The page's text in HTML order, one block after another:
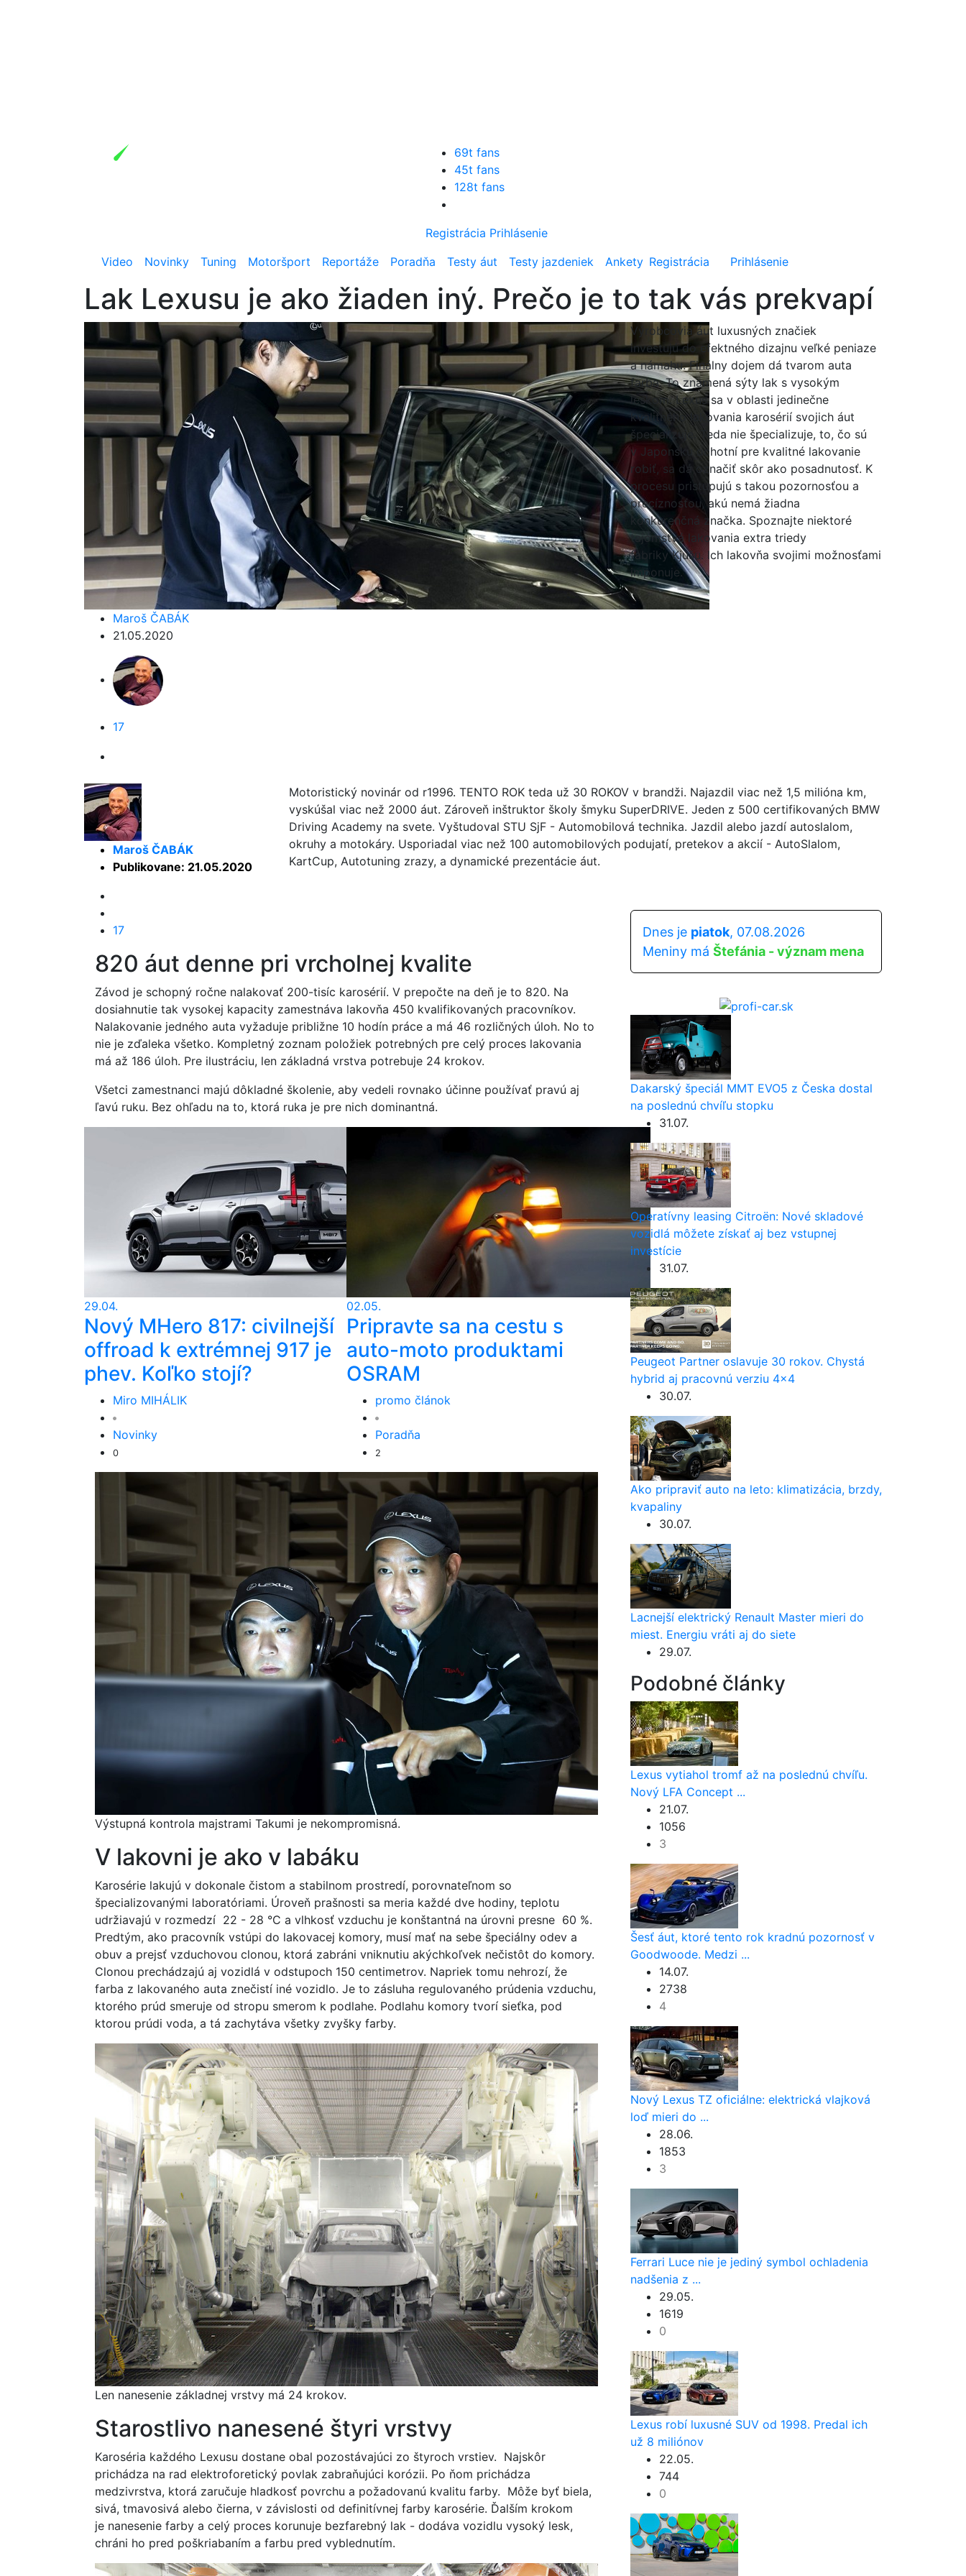
69t fans
45t fans
128t fans
Registrácia Prihlásenie
Video
Novinky Tuning Motoršport Reportáže Poradňa Testy áut Testy jazdeniek Ankety Registrácia Prihlásenie
Lak Lexusu je ako žiaden iný. Prečo je to tak vás prekvapí
Maroš ČABÁK
21.05.2020
17
Výrobcovia áut luxusných značiek
investujú do efektného dizajnu veľké peniaze
a námahu. Finálny dojem dá tvarom auta
farba. To znamená sýty lak s vysokým
leskom. Lexus sa v oblasti jedinečne
kvalitného lakovania karosérií svojich áut
špecializuje. Teda nie špecializuje, to, čo sú
v Japonsku ochotní pre kvalitné lakovanie
robiť, sa dá označiť skôr ako posadnutosť. K
procesu pristupujú s takou pozornosťou a
precíznosťou, akú nemá žiadna
konkurenčná značka. Spoznajte niektoré
tajomstvá lakovania extra triedy
fabriky Kjúšu. Ich lakovňa svojimi možnosťami
imponuje.
Maroš ČABÁK
Publikovane: 21.05.2020
Motoristický novinár od r1996. TENTO ROK teda už 30 ROKOV v brandži. Najazdil viac než 1,5 milióna km,
vyskúšal viac než 2000 áut. Zároveň inštruktor školy šmyku SuperDRIVE. Jeden z 500 certifikovaných BMW
Driving Academy na svete. Vyštudoval STU SjF - Automobilová technika. Jazdil alebo jazdí autoslalom,
okruhy a motokáry. Usporiadal viac než 100 automobilových podujatí, pretekov a akcií - AutoSlalom,
KartCup, Autotuning zrazy, a dynamické prezentácie áut.
17
820 áut denne pri vrcholnej kvalite
Závod je schopný ročne nalakovať 200-tisíc karosérií. V prepočte na deň je to 820. Na
dosiahnutie tak vysokej kapacity zamestnáva lakovňa 450 kvalifikovaných pracovníkov.
Nalakovanie jedného auta vyžaduje približne 10 hodín práce a má 46 rozličných úloh. No to
nie je zďaleka všetko. Kompletný zoznam položiek potrebných pre celý proces lakovania
má až 186 úloh. Pre ilustráciu, len základná vrstva potrebuje 24 krokov.
Všetci zamestnanci majú dôkladné školenie, aby vedeli rovnako účinne používať pravú aj
ľavú ruku. Bez ohľadu na to, ktorá ruka je pre nich dominantná.
29.04.
Nový MHero 817: civilnejší
offroad k extrémnej 917 je
phev. Koľko stojí?
Miro MIHÁLIK
Novinky
0
02.05.
Pripravte sa na cestu s
auto-moto produktami
OSRAM
promo článok
Poradňa
2
Výstupná kontrola majstrami Takumi je nekompromisná.
V lakovni je ako v labáku
Karosérie lakujú v dokonale čistom a stabilnom prostredí, porovnateľnom so
špecializovanými laboratóriami. Úroveň prašnosti sa meria každé dve hodiny, teplotu
udržiavajú v rozmedzí 22 - 28 °C a vlhkosť vzduchu je konštantná na úrovni presne 60 %.
Predtým, ako pracovník vstúpi do lakovacej komory, musí mať na sebe špeciálny odev a
obuv a prejsť vzduchovou clonou, ktorá zabráni vniknutiu akýchkoľvek nečistôt do komory.
Clonou prechádzajú aj vozidlá v odstupoch 150 centimetrov. Napriek tomu nehrozí, že
farba z lakovaného auta znečistí iné vozidlo. Je to zásluha regulovaného prúdenia vzduchu,
ktorého prúd smeruje od stropu smerom k podlahe. Podlahu komory tvorí sieťka, pod
ktorou prúdi voda, a tá zachytáva všetky zvyšky farby.
Len nanesenie základnej vrstvy má 24 krokov.
Starostlivo nanesené štyri vrstvy
Karoséria každého Lexusu dostane obal pozostávajúci zo štyroch vrstiev. Najskôr
prichádza na rad elektroforetický povlak zabraňujúci korózii. Po ňom prichádza
medzivrstva, ktorá zaručuje hladkosť povrchu a požadovanú kvalitu farby. Môže byť biela,
sivá, tmavosivá alebo čierna, v závislosti od definitívnej farby karosérie. Ďalším krokom
je nanesenie farby a celý proces korunuje bezfarebný lak - dodáva vozidlu vysoký lesk,
chráni ho pred poškriabaním a farbu pred vyblednutím.
Dnes je piatok, 07.08.2026
Meniny má Štefánia - význam mena
Dakarský špeciál MMT EVO5 z Česka dostal
na poslednú chvíľu stopku
31.07.
Operatívny leasing Citroën: Nové skladové
vozidlá môžete získať aj bez vstupnej
investície
31.07.
Peugeot Partner oslavuje 30 rokov. Chystá
hybrid aj pracovnú verziu 4×4
30.07.
Ako pripraviť auto na leto: klimatizácia, brzdy,
kvapaliny
30.07.
Lacnejší elektrický Renault Master mieri do
miest. Energiu vráti aj do siete
29.07.
Podobné články
Lexus vytiahol tromf až na poslednú chvíľu.
Nový LFA Concept ...
21.07.
1056
3
Šesť áut, ktoré tento rok kradnú pozornosť v
Goodwoode. Medzi ...
14.07.
2738
4
Nový Lexus TZ oficiálne: elektrická vlajková
loď mieri do ...
28.06.
1853
3
Ferrari Luce nie je jediný symbol ochladenia
nadšenia z ...
29.05.
1619
0
Lexus robí luxusné SUV od 1998. Predal ich
už 8 miliónov
22.05.
744
0